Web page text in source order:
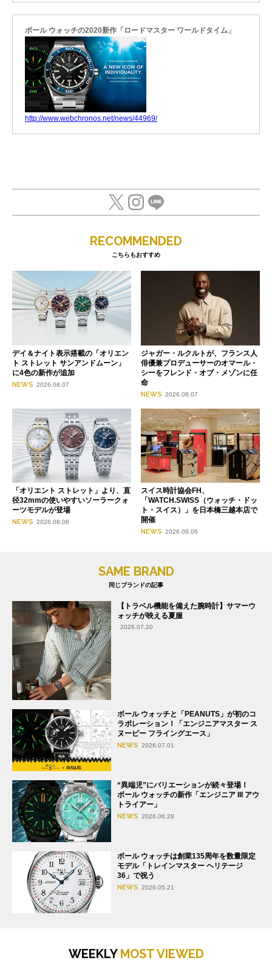
ボール ウォッチの2020新作「ロードマスター ワールドタイム」
http://www.webchronos.net/news/44969/
RECOMMENDED
こちらもおすすめ
デイ＆ナイト表示搭載の「オリエン
ト ストレット サンアンドムーン」
に4色の新作が追加
NEWS 2026.08.07
ジャガー・ルクルトが、フランス人
俳優兼プロデューサーのオマール・
シーをフレンド・オブ・メゾンに任
命
NEWS 2026.08.07
「オリエント ストレット」より、直
径32mmの使いやすいソーラークォ
ーツモデルが登場
NEWS 2026.08.06
スイス時計協会FH、
「WATCH.SWISS（ウォッチ・ドッ
ト・スイス）」を日本橋三越本店で
開催
NEWS 2026.08.06
SAME BRAND
同じブランドの記事
【トラベル機能を備えた腕時計】サマーウ
ォッチが映える夏服
2026.07.20
ボール ウォッチと「PEANUTS」が初のコ
ラボレーション！「エンジニアマスター ス
ヌーピー フライングエース」
NEWS 2026.07.01
“異端児”にバリエーションが続々登場！
ボール ウォッチの新作「エンジニア III アウ
トライアー」
NEWS 2026.06.28
ボール ウォッチは創業135周年を数量限定
モデル「トレインマスター ヘリテージ
36」で祝う
NEWS 2026.05.21
WEEKLY MOST VIEWED